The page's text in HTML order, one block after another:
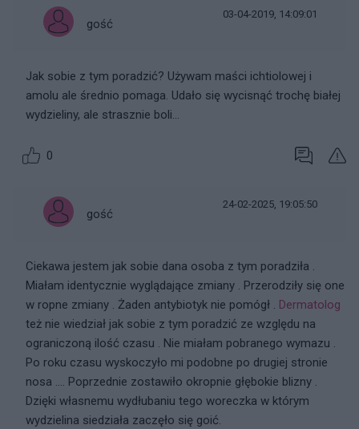
gość
03-04-2019, 14:09:01
Jak sobie z tym poradzić? Używam maści ichtiolowej i
amolu ale średnio pomaga. Udało się wycisnąć trochę białej
wydzieliny, ale strasznie boli...
0
gość
24-02-2025, 19:05:50
Ciekawa jestem jak sobie dana osoba z tym poradziła .
Miałam identycznie wyglądające zmiany . Przerodziły się one
w ropne zmiany . Żaden antybiotyk nie pomógł . Dermatolog
też nie wiedział jak sobie z tym poradzić ze względu na
ograniczoną ilość czasu . Nie miałam pobranego wymazu .
Po roku czasu wyskoczyło mi podobne po drugiej stronie
nosa …. Poprzednie zostawiło okropnie głębokie blizny .
Dzięki własnemu wydłubaniu tego woreczka w którym
wydzielina siedziała zaczęło się goić.